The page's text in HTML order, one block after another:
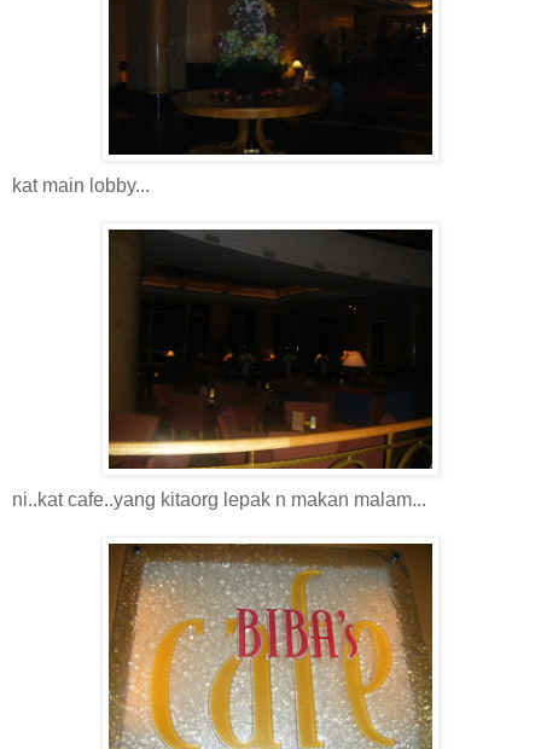
kat main lobby...
ni..kat cafe..yang kitaorg lepak n makan malam...